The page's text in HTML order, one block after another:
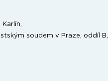
soudem v Praze, oddíl B,